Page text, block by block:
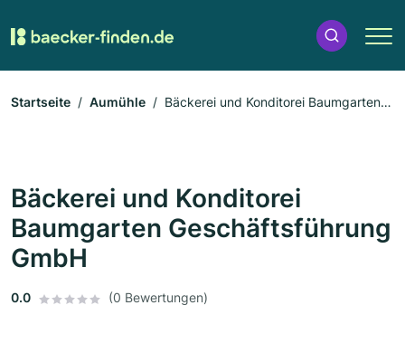
Startseite Aumühle
Bäckerei und Konditorei Baumgarten
Bäckerei und Konditorei
Baumgarten Geschäftsführung
GmbH
0.0 (0 Bewertungen)